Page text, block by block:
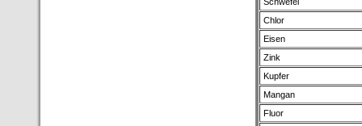
Chlor
Eisen
Zink
Kupfer
Mangan
Fluor